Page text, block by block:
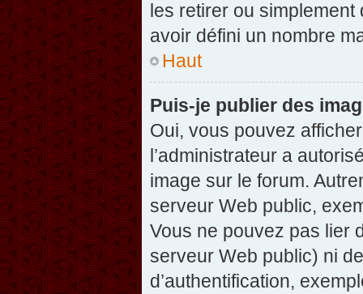
les retirer ou simplement
avoir défini un nombre
Haut
Puis-je publier des
Oui, vous pouvez
l’administrateur a
image sur le forum.
serveur Web public,
Vous ne pouvez pas lier
serveur Web public) ni
d’authentification,